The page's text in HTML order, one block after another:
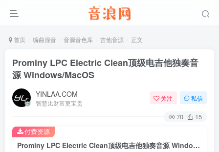
首页 编曲混音 音源音色库 吉他音源 正文
Prominy LPC Electric Clean顶级电吉他独奏音
源 Windows/MacOS
YINLAA.COM
智慧比财富更宝贵
关注 私信
70 15
Prominy LPC Electric Clean顶级电吉他独奏音源 Windows/MacOS
付费资源